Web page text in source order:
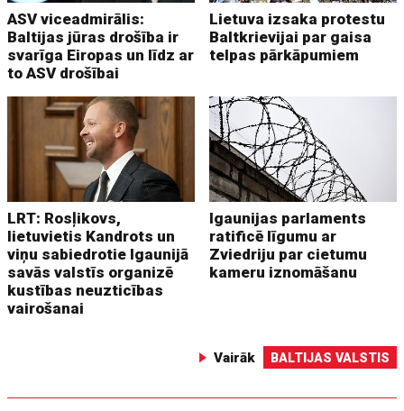
ASV viceadmirālis:
Baltijas jūras drošība ir
svarīga Eiropas un līdz ar
to ASV drošībai
Lietuva izsaka protestu
Baltkrievijai par gaisa
telpas pārkāpumiem
LRT: Rosļikovs,
lietuvietis Kandrots un
viņu sabiedrotie Igaunijā
savās valstīs organizē
kustības neuzticības
vairošanai
Igaunijas parlaments
ratificē līgumu ar
Zviedriju par cietumu
kameru iznomāšanu
Vairāk BALTIJAS VALSTIS